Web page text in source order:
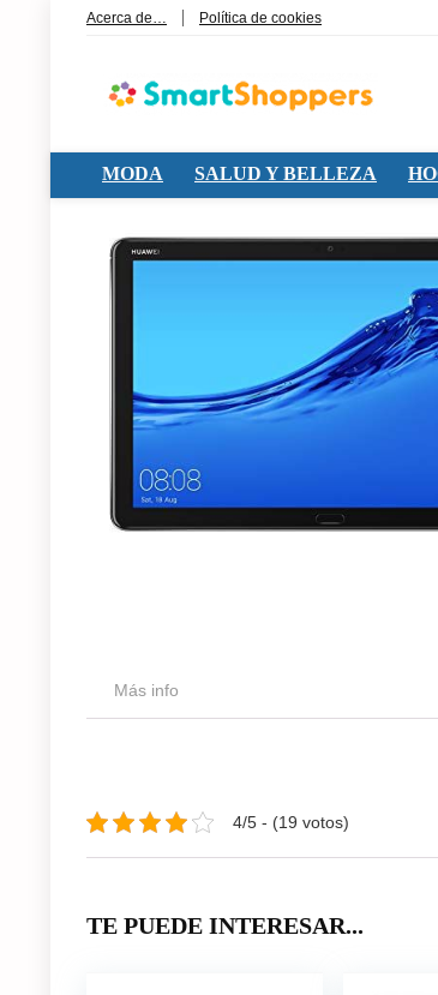
Acerca de… Política de cookies
MODA SALUD Y BELLEZA
Más info
4/5 - (19 votos)
TE PUEDE INTERESAR...